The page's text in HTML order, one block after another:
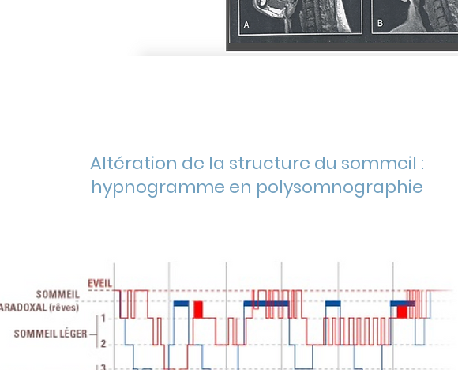
Altération de la structure du sommeil :
hypnogramme en polysomnographie